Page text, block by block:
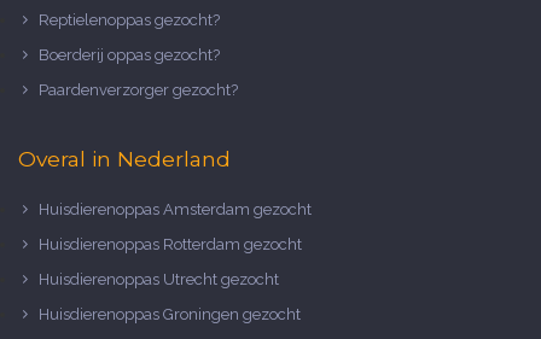
Reptielenoppas gezocht?
Boerderij oppas gezocht?
Paardenverzorger gezocht?
Overal in Nederland
Huisdierenoppas Amsterdam gezocht
Huisdierenoppas Rotterdam gezocht
Huisdierenoppas Utrecht gezocht
Huisdierenoppas Groningen gezocht